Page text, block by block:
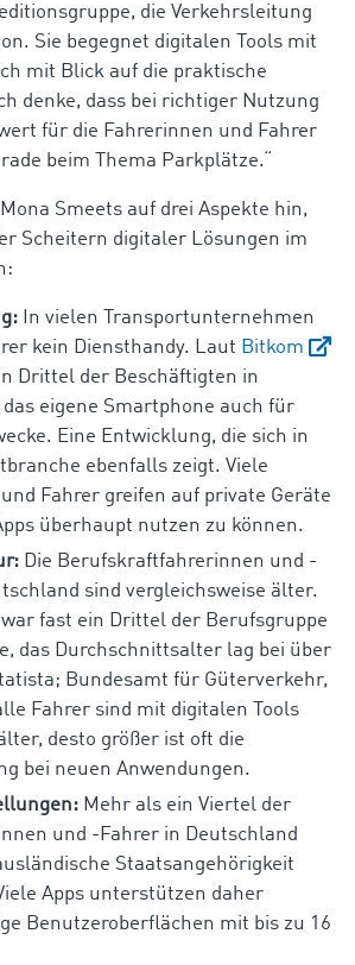
die Verkehrsleitung
Sie begegnet digitalen Tools mit
mit Blick auf die praktische
denke, dass bei richtiger Nutzung
für die Fahrerinnen und Fahrer
beim Thema Parkplätze.“
Smeets auf drei Aspekte hin,
Scheitern digitaler Lösungen im
In vielen Transportunternehmen
kein Diensthandy. Laut Bitkom
Drittel der Beschäftigten in
eigene Smartphone auch für
Eine Entwicklung, die sich in
ebenfalls zeigt. Viele
Fahrer greifen auf private Geräte
überhaupt nutzen zu können.
Die Berufskraftfahrerinnen und -
sind vergleichsweise älter.
war fast ein Drittel der Berufsgruppe
das Durchschnittsalter lag bei über
Bundesamt für Güterverkehr,
Fahrer sind mit digitalen Tools
desto größer ist oft die
bei neuen Anwendungen.
Mehr als ein Viertel der
und -Fahrer in Deutschland
Staatsangehörigkeit
Viele Apps unterstützen daher
Benutzeroberflächen mit bis zu 16